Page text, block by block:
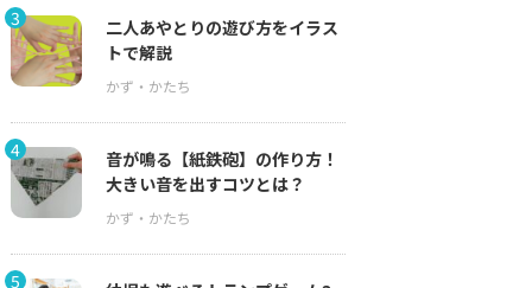
3
二人あやとりの遊び方をイラス
トで解説
4
音が鳴る【紙鉄砲】の作り方！
大きい音を出すコツとは？
5